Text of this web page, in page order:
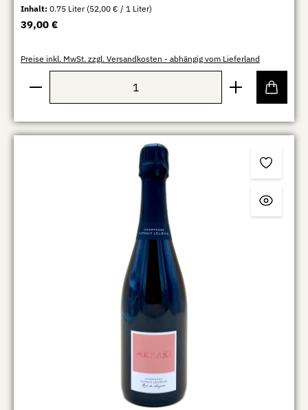
Inhalt:0.75 Liter (52,00 € / 1 Liter)
Regulärer Preis:
39,00 €
Preise inkl. MwSt. zzgl. Versandkosten - abhängig vom Lieferland
Produkt Anzahl: Gib den gewünschten Wert ein